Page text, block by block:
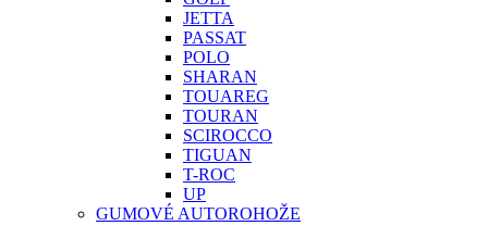
JETTA
PASSAT
POLO
SHARAN
TOUAREG
TOURAN
SCIROCCO
TIGUAN
T-ROC
UP
GUMOVÉ AUTOROHOŽE